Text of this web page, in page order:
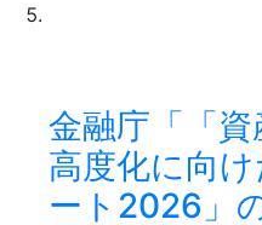
金融庁「「
高度化に向
ート2026」